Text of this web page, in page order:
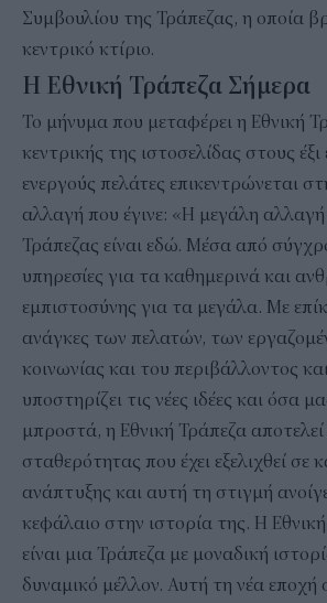
Συμβουλίου της Τράπεζας, η οποία
κεντρικό κτίριο.
Η Εθνική Τράπεζα Σήμερα
Το μήνυμα που μεταφέρει η Εθνική
κεντρικής της ιστοσελίδας στους
ενεργούς πελάτες επικεντρώνεται
αλλαγή που έγινε: «Η μεγάλη αλλαγή
Τράπεζας είναι εδώ. Mέσα από
υπηρεσίες για τα καθημερινά και
εμπιστοσύνης για τα μεγάλα. Με
ανάγκες των πελατών, των
κοινωνίας και του περιβάλλοντος
υποστηρίζει τις νέες ιδέες και όσα
μπροστά, η Εθνική Τράπεζα
σταθερότητας που έχει εξελιχθεί σε
ανάπτυξης και αυτή τη στιγμή
κεφάλαιο στην ιστορία της. Η
είναι μια Τράπεζα με μοναδική
δυναμικό μέλλον. Αυτή τη νέα